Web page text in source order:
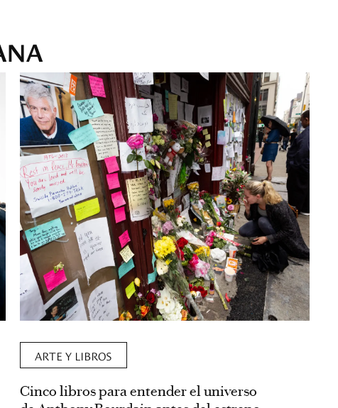
ARTE Y LIBROS
Cinco libros para entender el universo